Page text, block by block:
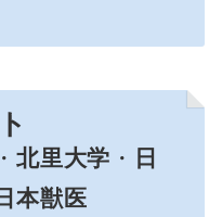
・北里大学 ・ 日
本獣医